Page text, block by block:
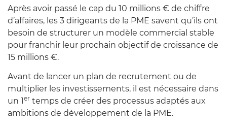
Après avoir passé le cap du 10 millions € de chiffre
d’affaires, les 3 dirigeants de la PME savent qu’ils ont
besoin de structurer un modèle commercial stable
pour franchir leur prochain objectif de croissance de
15 millions €.
Avant de lancer un plan de recrutement ou de
multiplier les investissements, il est nécessaire dans
un 1 er temps de créer des processus adaptés aux
ambitions de développement de la PME.